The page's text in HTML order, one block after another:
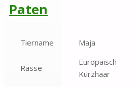
Paten
Tiername Maja
Rasse
Europäisch
Kurzhaar